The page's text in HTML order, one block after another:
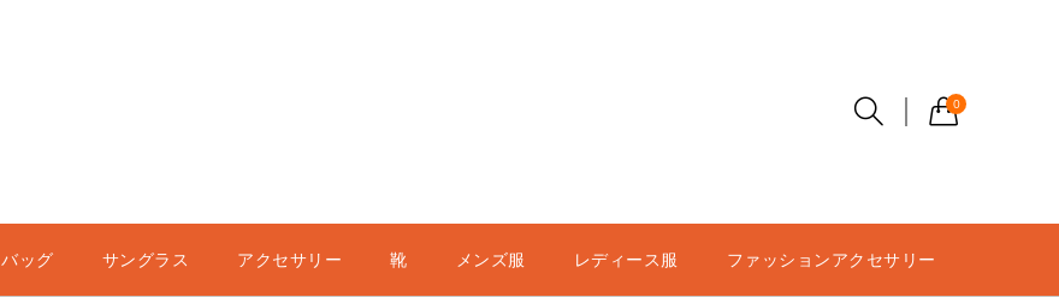
0
バッグ サングラス アクセサリー 靴 メンズ服 レディース服 ファッションアクセサリー